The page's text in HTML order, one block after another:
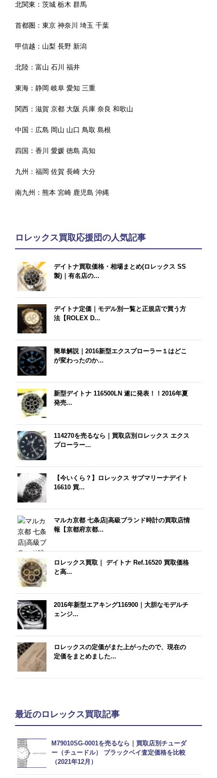
北関東：茨城 栃木 群馬
首都圏：東京 神奈川 埼玉 千葉
甲信越： 山梨 長野 新潟
北陸：富山 石川 福井
東海：静岡 岐阜 愛知 三重
関西：滋賀 京都 大阪 兵庫 奈良 和歌山
中国： 広島 岡山 山口 鳥取 島根
四国：香川 愛媛 徳島 高知
九州：福岡 佐賀 長崎 大分
南九州：熊本 宮崎 鹿児島 沖縄
ロレックス買取応援団の人気記事
デイトナ買取価格・相場まとめ(ロレックス SS
製)｜有名店の...
デイトナ定価｜モデル別一覧と正規店で買う方
法【ROLEX D...
簡単解説｜2016新型エクスプローラー１はどこ
が変わったのか...
新型デイトナ 116500LN 遂に発表！！2016年夏
発売...
114270を売るなら｜買取店別ロレックス エクス
プローラー...
【今いくら？】ロレックス サブマリーナデイト
16610 買...
マルカ京都 七条店|高級ブランド時計の買取店情
報【京都府京都...
ロレックス買取｜ デイトナ Ref.16520 買取価格
と高...
2016年新型エアキング116900｜大胆なモデルチ
ェンジ...
ロレックスの定価がまた上がったので、現在の
定価をまとめました...
最近のロレックス買取記事
M79010SG-0001を売るなら｜買取店別チューダ
ー（チュードル） ブラックベイ査定価格を比較
（2021年12月）